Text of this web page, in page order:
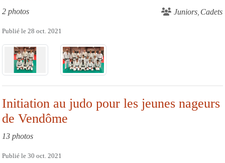
2 photos Juniors Cadets
Publié le 28 oct. 2021
Initiation au judo pour les jeunes nageurs
de Vendôme
13 photos
Publié le 30 oct. 2021